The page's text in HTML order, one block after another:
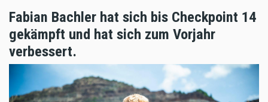
Fabian Bachler hat sich bis Checkpoint 14
gekämpft und hat sich zum Vorjahr
verbessert.